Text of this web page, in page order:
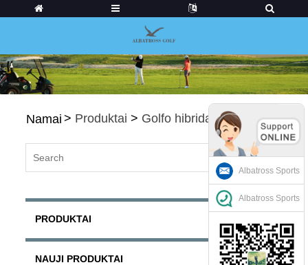
Namai > Produktai > Golfo hibridai
PRODUKTAI
NAUJI PRODUKTAI
Albatross Sports
Albatross Sports